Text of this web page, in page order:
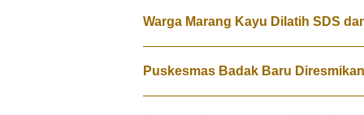
Warga Marang Kayu Dilatih SDS
Puskesmas Badak Baru